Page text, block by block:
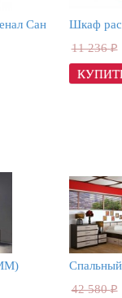
Сан
Шкаф
11 236₽
42 580₽